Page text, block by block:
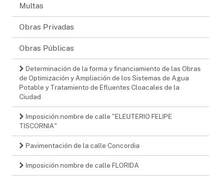
Multas
Obras Privadas
Obras Públicas
Determinación de la forma y financiamiento de las Obras
de Optimización y Ampliación de los Sistemas de Agua
Potable y Tratamiento de Efluentes Cloacales de la
Ciudad
Imposición nombre de calle "ELEUTERIO FELIPE
TISCORNIA"
Pavimentación de la calle Concordia
Imposición nombre de calle FLORIDA